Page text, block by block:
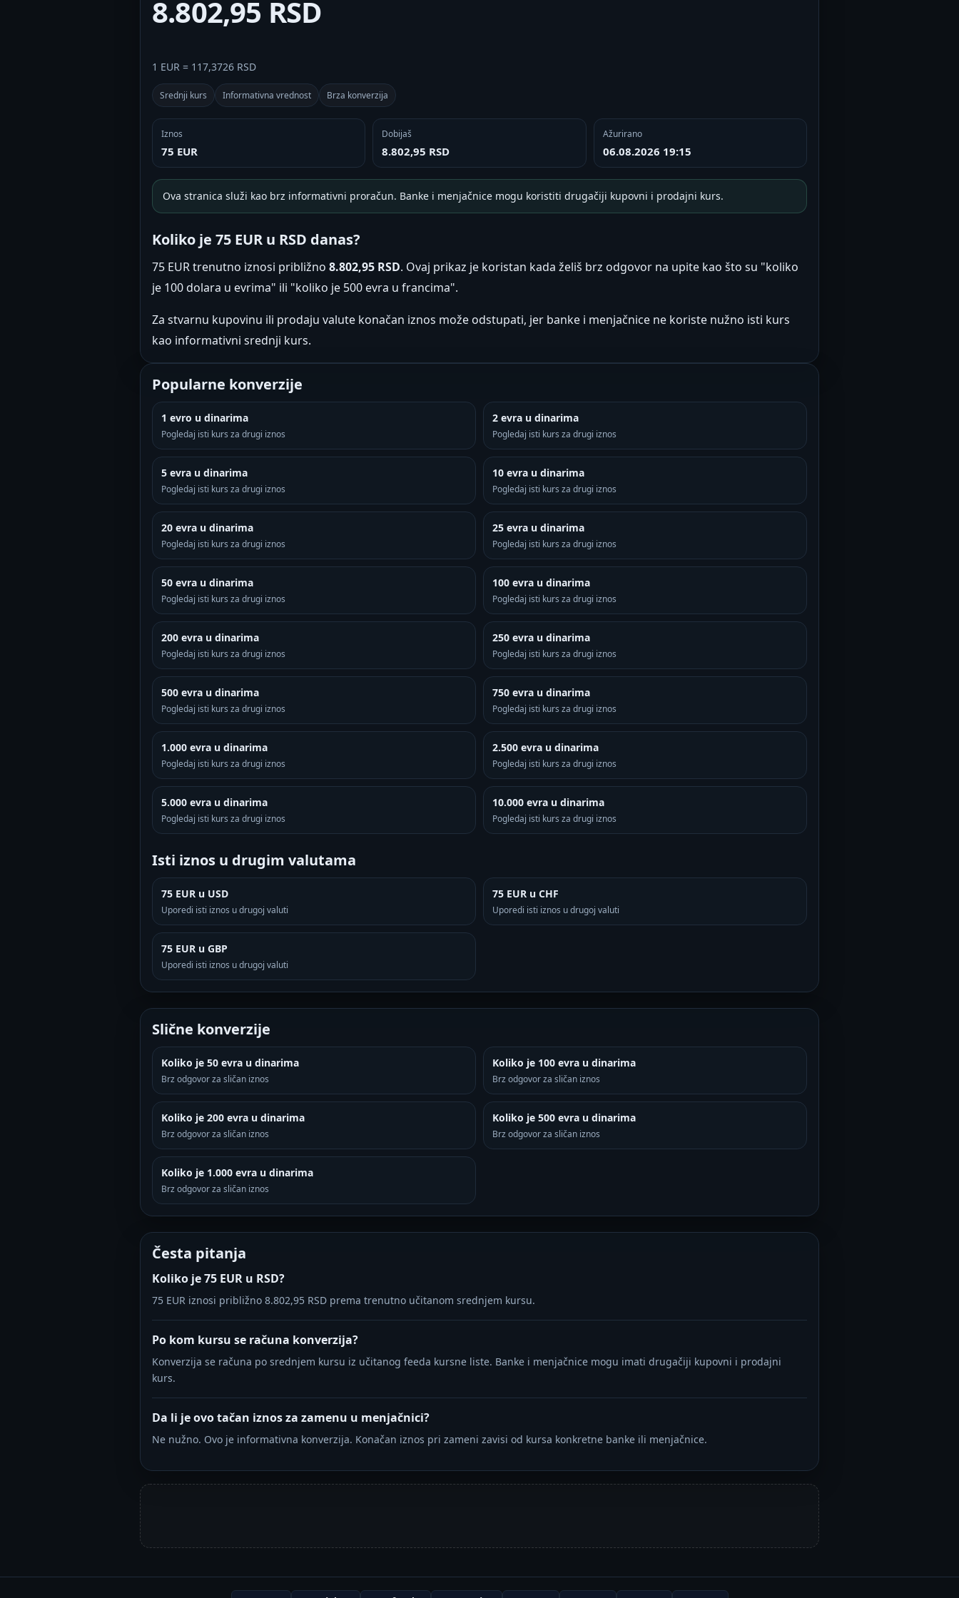
8.802,95 RSD
1 EUR = 117,3726 RSD
Srednji kurs Informativna vrednost Brza konverzija
Iznos
75 EUR
Dobijaš
8.802,95 RSD
Ažurirano
06.08.2026 19:15
Ova stranica služi kao brz informativni proračun. Banke i menjačnice mogu koristiti drugačiji kupovni i prodajni kurs.
Koliko je 75 EUR u RSD danas?
75 EUR trenutno iznosi približno 8.802,95 RSD. Ovaj prikaz je koristan kada želiš brz odgovor na upite kao što su "koliko
je 100 dolara u evrima" ili "koliko je 500 evra u francima".
Za stvarnu kupovinu ili prodaju valute konačan iznos može odstupati, jer banke i menjačnice ne koriste nužno isti kurs
kao informativni srednji kurs.
Popularne konverzije
1 evro u dinarima
Pogledaj isti kurs za drugi iznos
2 evra u dinarima
Pogledaj isti kurs za drugi iznos
5 evra u dinarima
Pogledaj isti kurs za drugi iznos
10 evra u dinarima
Pogledaj isti kurs za drugi iznos
20 evra u dinarima
Pogledaj isti kurs za drugi iznos
25 evra u dinarima
Pogledaj isti kurs za drugi iznos
50 evra u dinarima
Pogledaj isti kurs za drugi iznos
100 evra u dinarima
Pogledaj isti kurs za drugi iznos
200 evra u dinarima
Pogledaj isti kurs za drugi iznos
250 evra u dinarima
Pogledaj isti kurs za drugi iznos
500 evra u dinarima
Pogledaj isti kurs za drugi iznos
750 evra u dinarima
Pogledaj isti kurs za drugi iznos
1.000 evra u dinarima
Pogledaj isti kurs za drugi iznos
2.500 evra u dinarima
Pogledaj isti kurs za drugi iznos
5.000 evra u dinarima
Pogledaj isti kurs za drugi iznos
10.000 evra u dinarima
Pogledaj isti kurs za drugi iznos
Isti iznos u drugim valutama
75 EUR u USD
Uporedi isti iznos u drugoj valuti
75 EUR u CHF
Uporedi isti iznos u drugoj valuti
75 EUR u GBP
Uporedi isti iznos u drugoj valuti
Slične konverzije
Koliko je 50 evra u dinarima
Brz odgovor za sličan iznos
Koliko je 100 evra u dinarima
Brz odgovor za sličan iznos
Koliko je 200 evra u dinarima
Brz odgovor za sličan iznos
Koliko je 500 evra u dinarima
Brz odgovor za sličan iznos
Koliko je 1.000 evra u dinarima
Brz odgovor za sličan iznos
Česta pitanja
Koliko je 75 EUR u RSD?
75 EUR iznosi približno 8.802,95 RSD prema trenutno učitanom srednjem kursu.
Po kom kursu se računa konverzija?
Konverzija se računa po srednjem kursu iz učitanog feeda kursne liste. Banke i menjačnice mogu imati drugačiji kupovni i prodajni
kurs.
Da li je ovo tačan iznos za zamenu u menjačnici?
Ne nužno. Ovo je informativna konverzija. Konačan iznos pri zameni zavisi od kursa konkretne banke ili menjačnice.